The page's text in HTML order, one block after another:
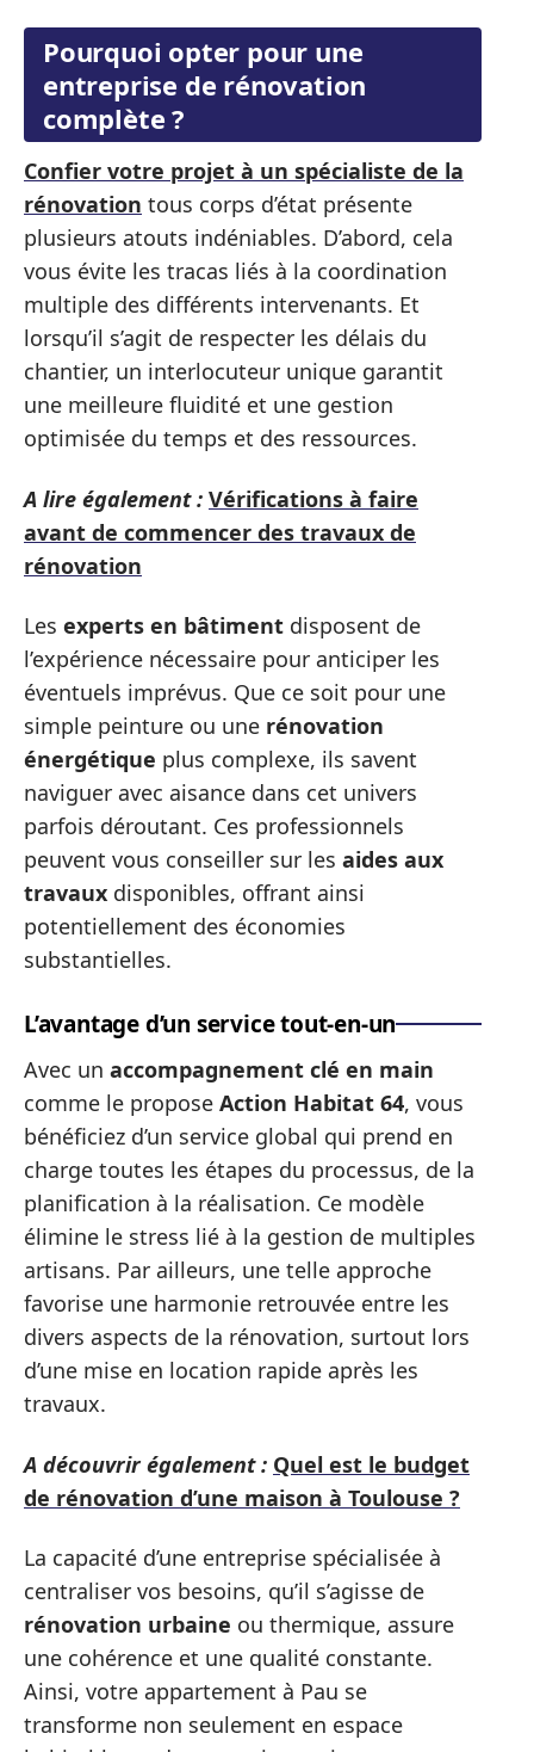
Pourquoi opter pour une
entreprise de rénovation
complète ?
Confier votre projet à un spécialiste de la
rénovation tous corps d’état présente
plusieurs atouts indéniables. D’abord, cela
vous évite les tracas liés à la coordination
multiple des différents intervenants. Et
lorsqu’il s’agit de respecter les délais du
chantier, un interlocuteur unique garantit
une meilleure fluidité et une gestion
optimisée du temps et des ressources.
A lire également : Vérifications à faire
avant de commencer des travaux de
rénovation
Les experts en bâtiment disposent de
l’expérience nécessaire pour anticiper les
éventuels imprévus. Que ce soit pour une
simple peinture ou une rénovation
énergétique plus complexe, ils savent
naviguer avec aisance dans cet univers
parfois déroutant. Ces professionnels
peuvent vous conseiller sur les aides aux
travaux disponibles, offrant ainsi
potentiellement des économies
substantielles.
L’avantage d’un service tout-en-un
Avec un accompagnement clé en main
comme le propose Action Habitat 64, vous
bénéficiez d’un service global qui prend en
charge toutes les étapes du processus, de la
planification à la réalisation. Ce modèle
élimine le stress lié à la gestion de multiples
artisans. Par ailleurs, une telle approche
favorise une harmonie retrouvée entre les
divers aspects de la rénovation, surtout lors
d’une mise en location rapide après les
travaux.
A découvrir également : Quel est le budget
de rénovation d’une maison à Toulouse ?
La capacité d’une entreprise spécialisée à
centraliser vos besoins, qu’il s’agisse de
rénovation urbaine ou thermique, assure
une cohérence et une qualité constante.
Ainsi, votre appartement à Pau se
transforme non seulement en espace